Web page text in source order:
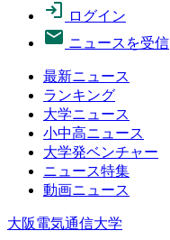
ログイン
ニュースを受信
最新ニュース
ランキング
大学ニュース
小中高ニュース
大学発ベンチャー
ニュース特集
動画ニュース
大阪電気通信大学